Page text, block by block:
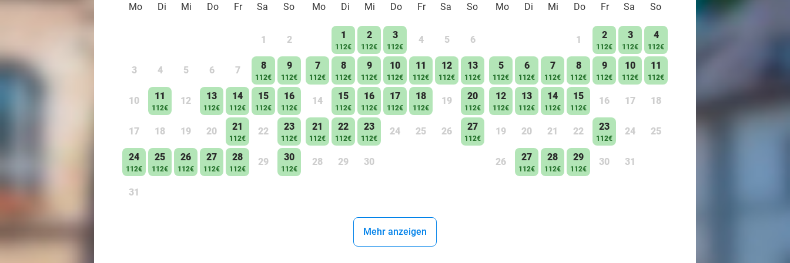
Mo
Di Mi Do Fr Sa So
1 2
3 4 5 6 7 8
112€
9
112€
10 11
112€
12 13
112€
14
112€
15
112€
16
112€
17 18 19 20 21
112€
22 23
112€
24
112€
25
112€
26
112€
27
112€
28
112€
29 30
112€
31
Mo
Di Mi Do Fr Sa So
1
112€
2
112€
3
112€
4 5 6
7
112€
8
112€
9
112€
10
112€
11
112€
12
112€
13
112€
14 15
112€
16
112€
17
112€
18
112€
19 20
112€
21
112€
22
112€
23
112€
24 25 26 27
112€
28 29 30
Mo
Di Mi Do Fr Sa So
1 2
112€
3
112€
4
112€
5
112€
6
112€
7
112€
8
112€
9
112€
10
112€
11
112€
12
112€
13
112€
14
112€
15
112€
16 17 18
19 20 21 22 23
112€
24 25
26 27
112€
28
112€
29
112€
30 31
Mehr anzeigen